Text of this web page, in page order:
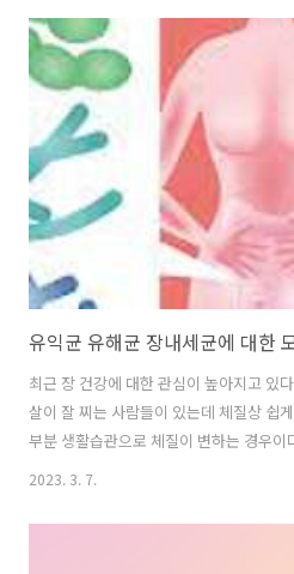
는 씨록이 무엇인지 궁금증이 커져 씨록
즈로 만든 초콜릿, 씨록? 씨록의 주재료
야하는 이유 치즈로 만든 초콜릿, 씨록?
cheese bar, curd cheese bar이라고
유럽의 다른 지역에서 인기 있는 커드 치
유익균 유해균 장내세균에 대한
최근 장 건강에 대한 관심이 높아지고 있
살이 잘 찌는 사람들이 있는데 체질상 쉽
부분 생활습관으로 체질이 변하는 경우이
대사능력, 혈당 대사기능, 근육량이 저하
많이 존재할수록 비만예방에 효율적이며
2023. 3. 7.